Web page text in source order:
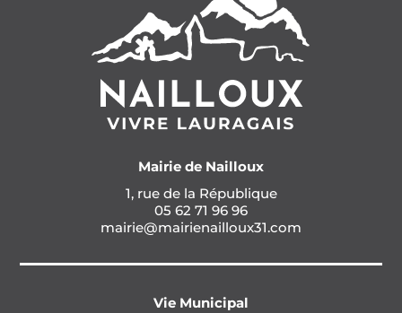
Mairie de Nailloux
1, rue de la République
05 62 71 96 96
mairie@mairienailloux31.com
Vie Municipal